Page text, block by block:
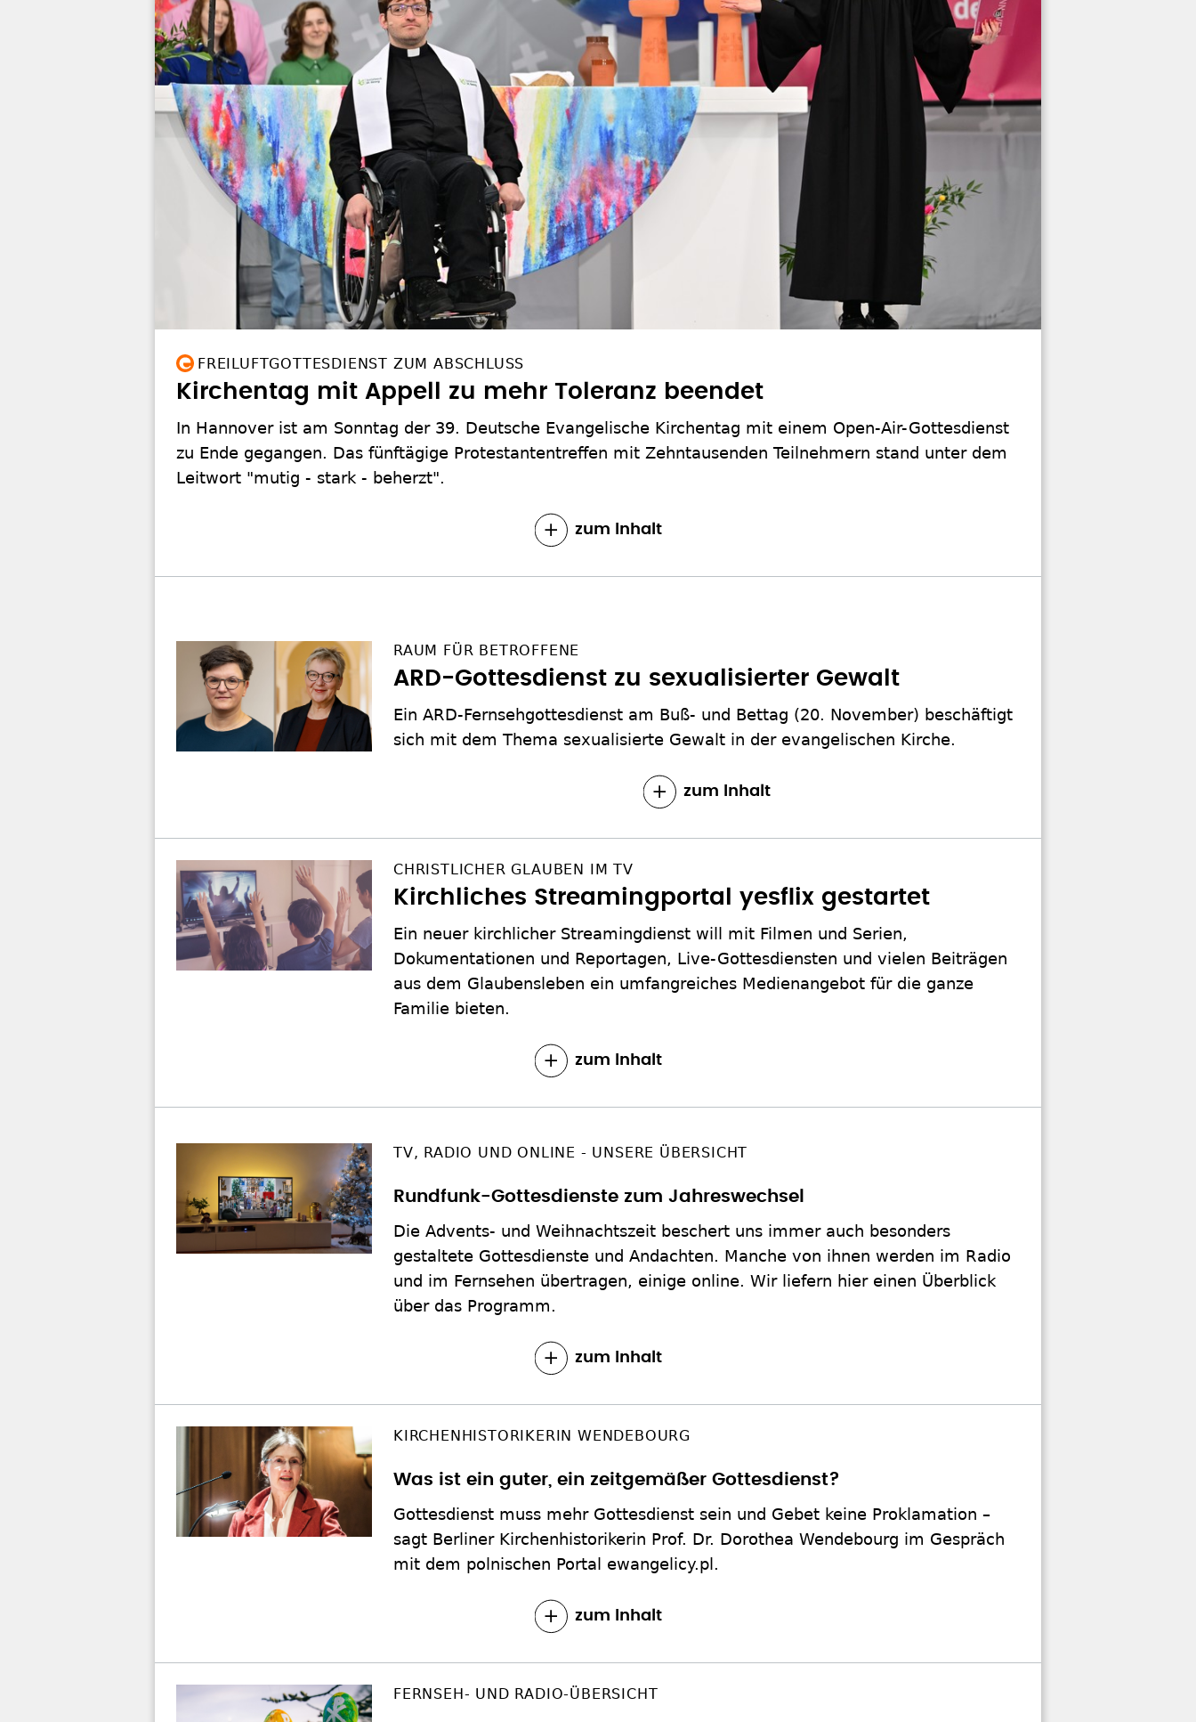
FREILUFTGOTTESDIENST ZUM ABSCHLUSS
Kirchentag mit Appell zu mehr Toleranz beendet
In Hannover ist am Sonntag der 39. Deutsche Evangelische Kirchentag mit einem Open-Air-Gottesdienst
zu Ende gegangen. Das fünftägige Protestantentreffen mit Zehntausenden Teilnehmern stand unter dem
Leitwort "mutig - stark - beherzt".
zum Inhalt
RAUM FÜR BETROFFENE
ARD-Gottesdienst zu sexualisierter Gewalt
Ein ARD-Fernsehgottesdienst am Buß- und Bettag (20. November) beschäftigt
sich mit dem Thema sexualisierte Gewalt in der evangelischen Kirche.
zum Inhalt
CHRISTLICHER GLAUBEN IM TV
Kirchliches Streamingportal yesflix gestartet
Ein neuer kirchlicher Streamingdienst will mit Filmen und Serien,
Dokumentationen und Reportagen, Live-Gottesdiensten und vielen Beiträgen
aus dem Glaubensleben ein umfangreiches Medienangebot für die ganze
Familie bieten.
zum Inhalt
TV, RADIO UND ONLINE - UNSERE ÜBERSICHT
Rundfunk-Gottesdienste zum Jahreswechsel
Die Advents- und Weihnachtszeit beschert uns immer auch besonders
gestaltete Gottesdienste und Andachten. Manche von ihnen werden im Radio
und im Fernsehen übertragen, einige online. Wir liefern hier einen Überblick
über das Programm.
zum Inhalt
KIRCHENHISTORIKERIN WENDEBOURG
Was ist ein guter, ein zeitgemäßer Gottesdienst?
Gottesdienst muss mehr Gottesdienst sein und Gebet keine Proklamation –
sagt Berliner Kirchenhistorikerin Prof. Dr. Dorothea Wendebourg im Gespräch
mit dem polnischen Portal ewangelicy.pl.
zum Inhalt
FERNSEH- UND RADIO-ÜBERSICHT